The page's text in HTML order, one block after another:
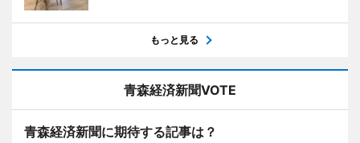
もっと見る
青森経済新聞VOTE
青森経済新聞に期待する記事は？